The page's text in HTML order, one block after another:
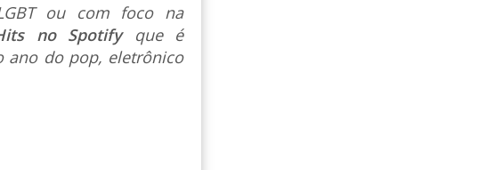
ou com foco na
no Spotify que é
ano do pop, eletrônico